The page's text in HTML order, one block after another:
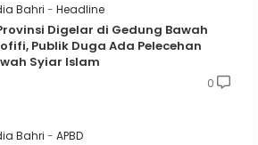
Bahri Headline
Digelar di Gedung Bawah
Publik Duga Ada Pelecehan
Syiar Islam
0
Bahri APBD